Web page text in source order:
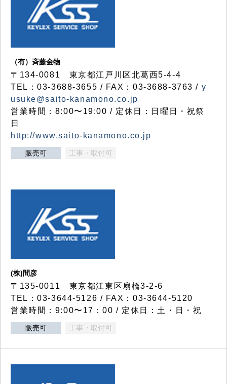
（有）斉藤金物
〒134-0081 東京都江戸川区北葛西5-4-4
TEL：03-3688-3655 / FAX：03-3688-3763 / y
usuke@saito-kanamono.co.jp
営業時間：8:00〜19:00 / 定休日：日曜日・祝祭
日
http://www.saito-kanamono.co.jp
販売可 工事・取付可
(株)間彦
〒135-0011 東京都江東区扇橋3-2-6
TEL：03-3644-5126 / FAX：03-3644-5120
営業時間：9:00〜17：00 / 定休日：土・日・祝
販売可 工事・取付可